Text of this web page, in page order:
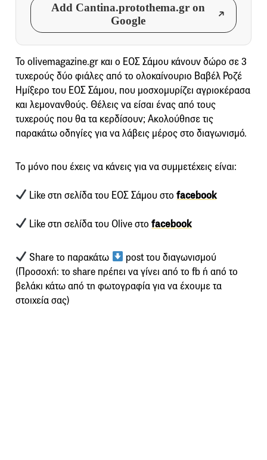
Add Cantina.protothema.gr on
Google
To olivemagazine.gr και ο ΕΟΣ Σάμου κάνουν δώρο σε 3
τυχερούς δύο φιάλες από το ολοκαίνουριο Βαβέλ Ροζέ
Ημίξερο του ΕΟΣ Σάμου, που μοσχομυρίζει αγριοκέρασα
και λεμονανθούς. Θέλεις να είσαι ένας από τους
τυχερούς που θα τα κερδίσουν; Ακολούθησε τις
παρακάτω οδηγίες για να λάβεις μέρος στο διαγωνισμό.
Το μόνο που έχεις να κάνεις για να συμμετέχεις είναι:
Like στη σελίδα του ΕΟΣ Σάμου στοfacebook
Like στη σελίδα του Olive στοfacebook
Share το παρακάτω
post του διαγωνισμού
(Προσοχή: το share πρέπει να γίνει από το fb ή από το
βελάκι κάτω από τη φωτογραφία για να έχουμε τα
στοιχεία σας)